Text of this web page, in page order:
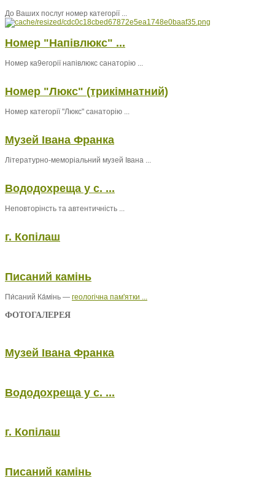
До Ваших послуг номер категорії ...
Номер "Напівлюкс" ...
Номер ка9егорії напівлюкс санаторію ...
Номер "Люкс" (трикімнатний)
Номер категорії "Люкс" санаторію ...
Музей Івана Франка
Літературно-меморіальний музей Івана ...
Вододохреща у с. ...
Неповторінсть та автентичність ...
г. Копілаш
Писаний камінь
Пи́саний Ка́мінь — геологічна пам'ятки ...
ФОТОГАЛЕРЕЯ
Музей Івана Франка
Вододохреща у с. ...
г. Копілаш
Писаний камінь